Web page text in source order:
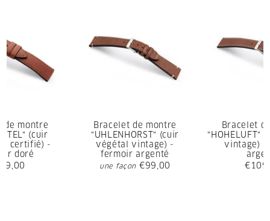
Bracelet de montre
"UHLENHORST" (cuir
végétal vintage) -
fermoir argenté
une façon €99,00
Bracelet
"HOHELUFT"
vintage) -
de montre
(cuir
certifié) -
doré